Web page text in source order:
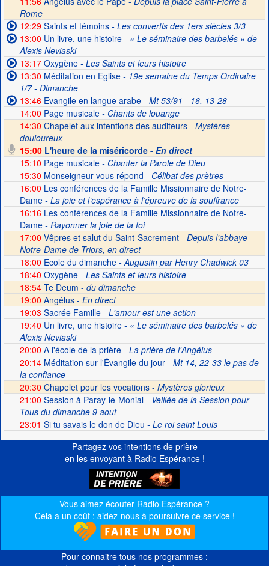
Rome
12:29Saints et témoins- Les convertis des 1ers siècles 3/3
13:00 Un livre, une histoire- « Le séminaire des barbelés » de
Alexis Neviaski
13:17Oxygène- Les Saints et leurs histoire
13:30 Méditation en Eglise- 19e semaine du Temps Ordinaire
1/7 - Dimanche
13:46Evangile en langue arabe- Mt 53/91 - 16, 13-28
14:00 Page musicale- Chants de louange
14:30 Chapelet aux intentions des auditeurs - Mystères
douloureux
15:00L'heure de la miséricorde - En direct
15:10 Page musicale- Chanter la Parole de Dieu
15:30 Monseigneur vous répond - Célibat des prètres
16:00 Les conférences de la Famille Missionnaire de Notre-
Dame- La joie et l’espérance à l’épreuve de la souffrance
16:16Les conférences de la Famille Missionnaire de Notre-
Dame- Rayonner la joie de la foi
17:00 Vêpres et salut du Saint-Sacrement - Depuis l'abbaye
Notre-Dame de Triors, en direct
18:00 Ecole du dimanche- Augustin par Henry Chadwick 03
18:40 Oxygène- Les Saints et leurs histoire
18:54Te Deum - du dimanche
19:00 Angélus - En direct
19:03 Sacrée Famille- L'amour est une action
19:40 Un livre, une histoire- « Le séminaire des barbelés » de
Alexis Neviaski
20:00 A l'école de la prière- La prière de l'Angélus
20:14Méditation sur l'Évangile du jour- Mt 14, 22-33 le pas de
la confiance
20:30 Chapelet pour les vocations - Mystères glorieux
21:00 Session à Paray-le-Monial- Veillée de la Session pour
Tous du dimanche 9 aout
23:01 Si tu savais le don de Dieu - Le roi saint Louis
Partagez vos intentions de prière
en les envoyant à Radio Espérance !
Vous aimez écouter Radio Espérance ?
Cela a un coût : aidez-nous à poursuivre ce service !
Pour connaitre tous nos programmes :